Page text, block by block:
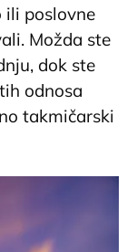
ili poslovne
Možda ste
dok ste
odnosa
takmičarski